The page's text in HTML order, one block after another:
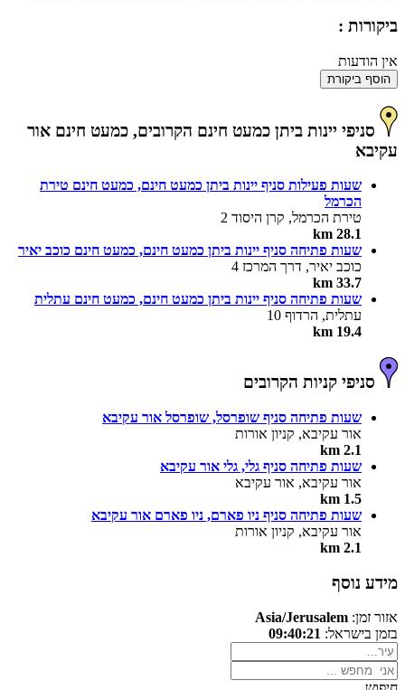
ביקורות :
אין הודעות
הוסף ביקורת
סניפי יינות ביתן כמעט חינם הקרובים, כמעט חינם אור
עקיבא
שעות פעילות סניף יינות ביתן כמעט חינם, כמעט חינם טירת
הכרמל
טירת הכרמל, קרן היסוד 2
28.1 km
שעות פתיחה סניף יינות ביתן כמעט חינם, כמעט חינם כוכב יאיר
כוכב יאיר, דרך המרכז 4
33.7 km
שעות פתיחה סניף יינות ביתן כמעט חינם, כמעט חינם עתלית
עתלית, הרדוף 10
19.4 km
סניפי קניות הקרובים
שעות פתיחה סניף שופרסל, שופרסל אור עקיבא
אור עקיבא, קניון אורות
2.1 km
שעות פתיחה סניף גלי, גלי אור עקיבא
אור עקיבא, אור עקיבא
1.5 km
שעות פתיחה סניף ניו פארם, ניו פארם אור עקיבא
אור עקיבא, קניון אורות
2.1 km
מידע נוסף
אזור זמן: Asia/Jerusalem
בזמן בישראל: 09:40:21